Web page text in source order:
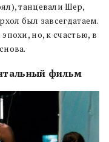
танцевали Шер,
был завсегдатаем.
но, к счастью, в
фильм